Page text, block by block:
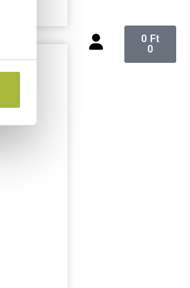
0 Ft
0